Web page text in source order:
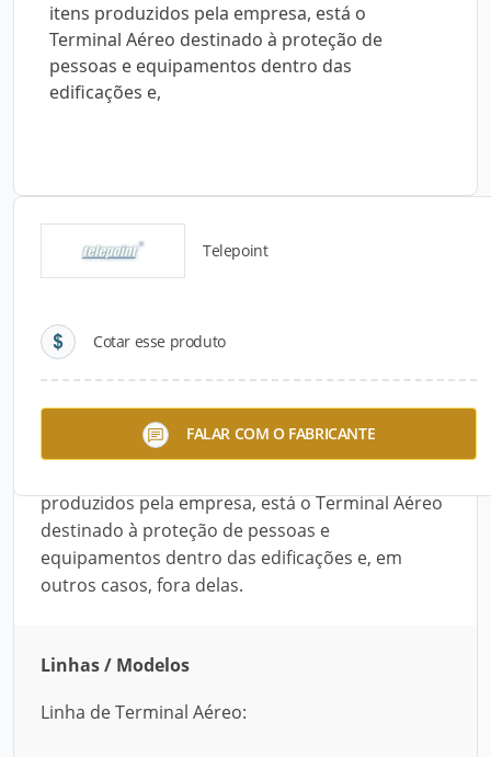
itens produzidos pela empresa, está o
Terminal Aéreo destinado à proteção de
pessoas e equipamentos dentro das
edificações e,
Telepoint
Cotar esse produto
FALAR COM O FABRICANTE
Detalhes do produto
Descrição do Produto
Fundada em 1999, a Telepoint possui em seu
catálogo uma vasta linha de produtos para
produzidos pela empresa, está o Terminal Aéreo
destinado à proteção de pessoas e
equipamentos dentro das edificações e, em
outros casos, fora delas.
Linhas / Modelos
Linha de Terminal Aéreo: